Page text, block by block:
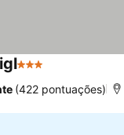
3 Estrelas
(422 pontuações)